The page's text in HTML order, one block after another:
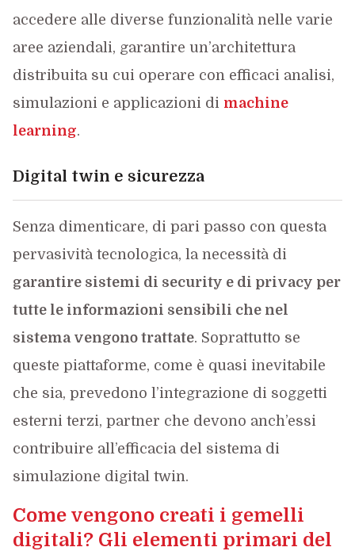
accedere alle diverse funzionalità nelle varie
aree aziendali, garantire un’architettura
distribuita su cui operare con efficaci analisi,
simulazioni e applicazioni di machine
learning.
Digital twin e sicurezza
Senza dimenticare, di pari passo con questa
pervasività tecnologica, la necessità di
garantire sistemi di security e di privacy per
tutte le informazioni sensibili che nel
sistema vengono trattate. Soprattutto se
queste piattaforme, come è quasi inevitabile
che sia, prevedono l’integrazione di soggetti
esterni terzi, partner che devono anch’essi
contribuire all’efficacia del sistema di
simulazione digital twin.
Come vengono creati i gemelli
digitali? Gli elementi primari del